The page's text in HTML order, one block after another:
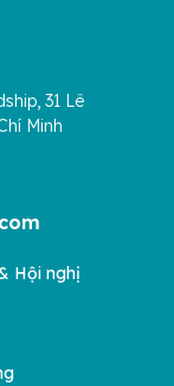
31 Lê
Minh
Hội nghị